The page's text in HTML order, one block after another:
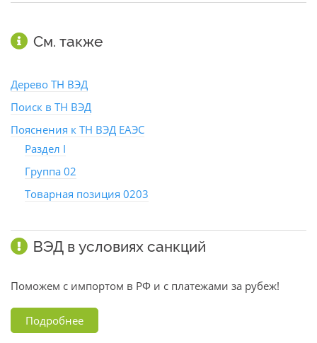
См. также
Дерево ТН ВЭД
Поиск в ТН ВЭД
Пояснения к ТН ВЭД ЕАЭС
Раздел I
Группа 02
Товарная позиция 0203
ВЭД в условиях санкций
Поможем с импортом в РФ и с платежами за рубеж!
Подробнее